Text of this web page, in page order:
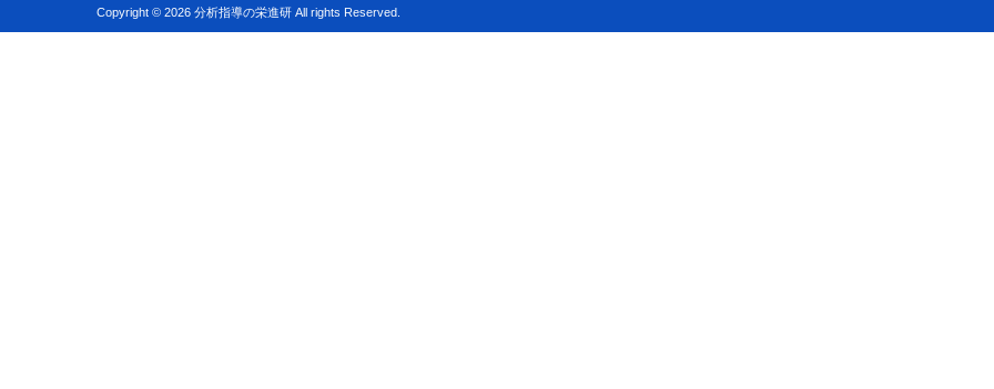
Copyright © 2026 分析指導の栄進研 All rights Reserved.